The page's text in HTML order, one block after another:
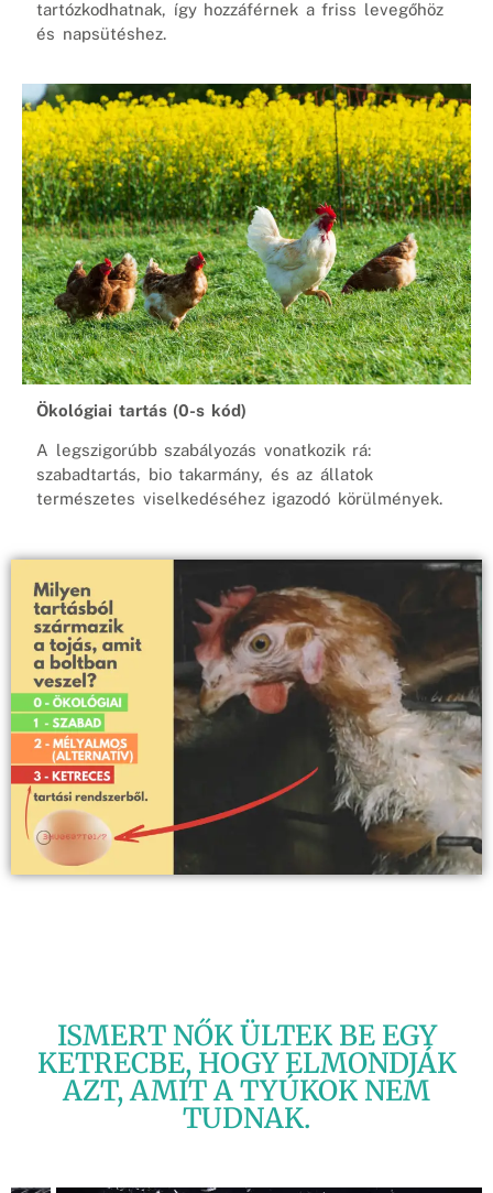
tartózkodhatnak, így hozzáférnek a friss levegőhöz
és napsütéshez.
Ökológiai tartás (0-s kód)
A legszigorúbb szabályozás vonatkozik rá:
szabadtartás, bio takarmány, és az állatok
természetes viselkedéséhez igazodó körülmények.
ISMERT NŐK ÜLTEK BE EGY
KETRECBE, HOGY ELMONDJÁK
AZT, AMIT A TYÚKOK NEM
TUDNAK.